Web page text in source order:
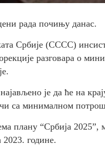
рада почињу данас.
Србије (СССС)
разговара о
је да ће на
са минималном
плану “Србија
2023. године.